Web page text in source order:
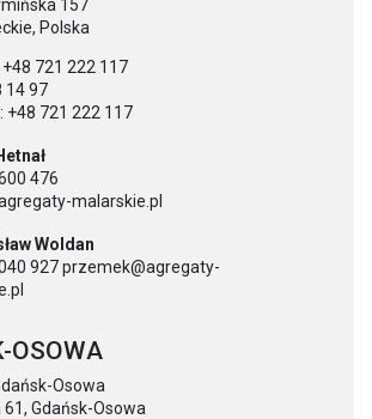
157
Polska
721 222 117
14 97
+48 721 222 117
476
malarskie.pl
Woldan
927 przemek@agregaty-
OSOWA
Osowa
61, Gdańsk-Osowa